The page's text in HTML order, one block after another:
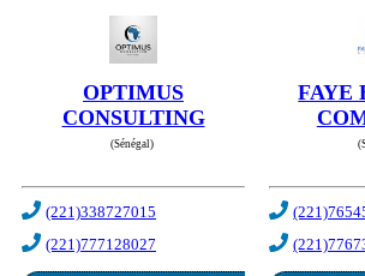
OPTIMUS
CONSULTING
(Sénégal)
(221)338727015
(221)777128027
FAYE